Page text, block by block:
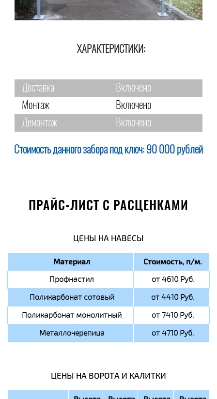
ХАРАКТЕРИСТИКИ:
Доставка
Включено
Монтаж
Включено
Демонтаж
Включено
Стоимость данного забора под ключ: 90 000 рублей
ПРАЙС-ЛИСТ С РАСЦЕНКАМИ
ЦЕНЫ НА НАВЕСЫ
Материал Стоимость, п/м.
Профнастил
от 4610 Руб.
Поликарбонат сотовый
от 4410 Руб.
Поликарбонат монолитный
от 7410 Руб.
Металлочерепица
от 4710 Руб.
ЦЕНЫ НА ВОРОТА И КАЛИТКИ